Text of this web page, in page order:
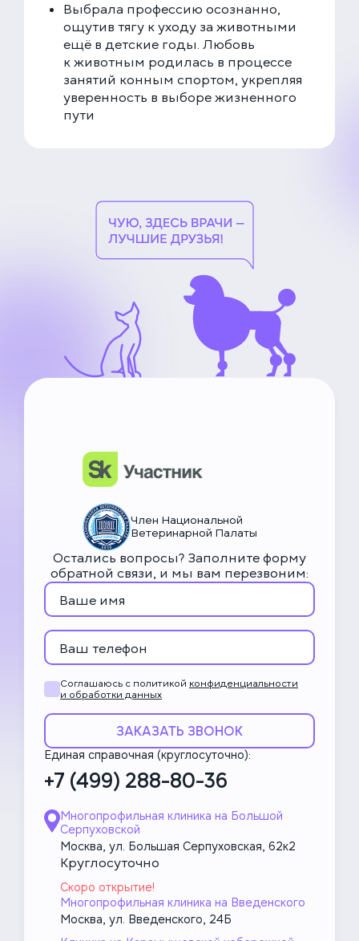
Выбрала профессию осознанно,
ощутив тягу к уходу за животными
ещё в детские годы. Любовь
к животным родилась в процессе
занятий конным спортом, укрепляя
уверенность в выборе жизненного
пути
Член Национальной
Ветеринарной Палаты
Остались вопросы? Заполните форму
обратной связи, и мы вам перезвоним:
Соглашаюсь с политикой конфиденциальности
и обработки данных
ЗАКАЗАТЬ ЗВОНОК
Единая справочная (круглосуточно):
+7 (499) 288-80-36
Многопрофильная клиника на Большой
Серпуховской
Москва, ул. Большая Серпуховская, 62к2
Круглосуточно
Скоро открытие!
Многопрофильная клиника на Введенского
Москва, ул. Введенского, 24Б